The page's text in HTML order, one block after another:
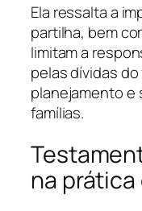
Ela ressalta a
partilha, bem
limitam a
pelas dívidas
planejamento e
famílias.
na